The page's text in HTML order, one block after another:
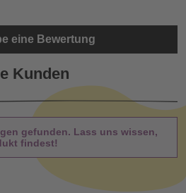
eine Bewertung
Kunden
gefunden. Lass uns wissen,
findest!